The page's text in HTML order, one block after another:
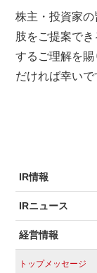
株主・投資家
肢をご提案で
するご理解を
だければ幸いで
IR情報
IRニュース
経営情報
トップメッセージ